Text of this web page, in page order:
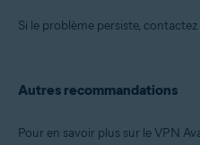
Si le problème persiste, contactez
Autres recommandations
Pour en savoir plus sur le VPN